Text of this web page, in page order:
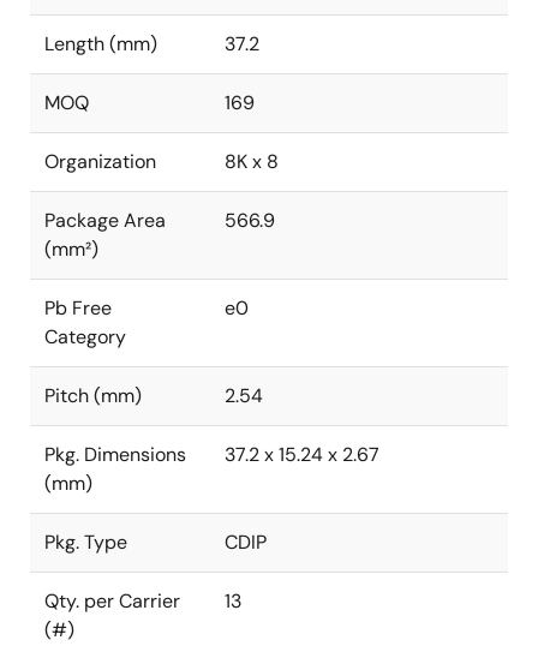
Length (mm) 37.2
MOQ 169
Organization 8K x 8
Package Area
(mm²)
566.9
Pb Free
Category
e0
Pitch (mm) 2.54
Pkg. Dimensions
(mm)
37.2 x 15.24 x 2.67
Pkg. Type CDIP
Qty. per Carrier
(#)
13